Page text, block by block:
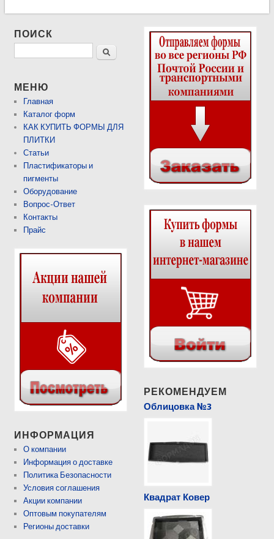
ПОИСК
Поиск
МЕНЮ
Главная
Каталог форм
КАК КУПИТЬ ФОРМЫ ДЛЯ
ПЛИТКИ
Статьи
Пластификаторы и
пигменты
Оборудование
Вопрос-Ответ
Контакты
Прайс
ИНФОРМАЦИЯ
О компании
Информация о доставке
Политика Безопасности
Условия соглашения
Акции компании
Оптовым покупателям
Регионы доставки
РЕКОМЕНДУЕМ
Облицовка №3
Квадрат Ковер